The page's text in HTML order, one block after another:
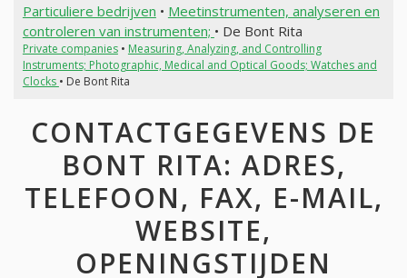
Particuliere bedrijven • Meetinstrumenten, analyseren en
controleren van instrumenten; • De Bont Rita
Private companies• Measuring, Analyzing, and Controlling
Instruments; Photographic, Medical and Optical Goods; Watches and
Clocks • De Bont Rita
CONTACTGEGEVENS DE
BONT RITA: ADRES,
TELEFOON, FAX, E-MAIL,
WEBSITE,
OPENINGSTIJDEN